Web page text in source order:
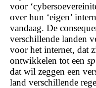
voor
over hun ‘eigen’
vandaag. De
verschillende landen
voor het internet, dat
ontwikkelen tot een
dat wil zeggen een
land verschillende